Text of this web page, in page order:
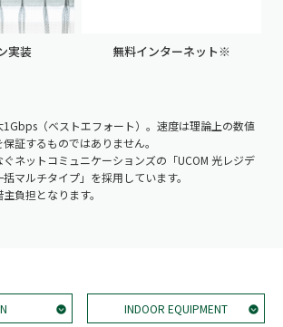
実装 無料インターネット※
（ベストエフォート）。速度は理論上の数値
証するものではありません。
ネットコミュニケーションズの「UCOM 光レジデ
マルチタイプ」を採用しています。
負担となります。
INDOOR EQUIPMENT